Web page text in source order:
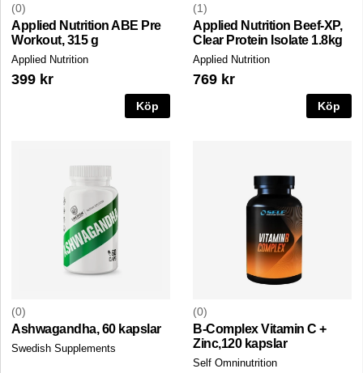
0
Applied Nutrition ABE Pre
Workout, 315 g
Applied Nutrition
399 kr
Köp
1
Applied Nutrition Beef-XP,
Clear Protein Isolate 1.8kg
Applied Nutrition
769 kr
Köp
0
Ashwagandha, 60 kapslar
Swedish Supplements
0
B-Complex Vitamin C +
Zinc,120 kapslar
Self Omninutrition